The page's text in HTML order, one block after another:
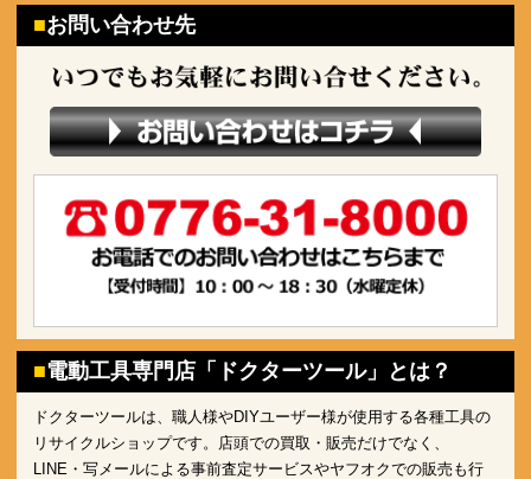
お問い合わせ先
電動工具専門店「ドクターツール」とは？
ドクターツールは、職人様やDIYユーザー様が使用する各種工具の
リサイクルショップです。店頭での買取・販売だけでなく、
LINE・写メールによる事前査定サービスやヤフオクでの販売も行